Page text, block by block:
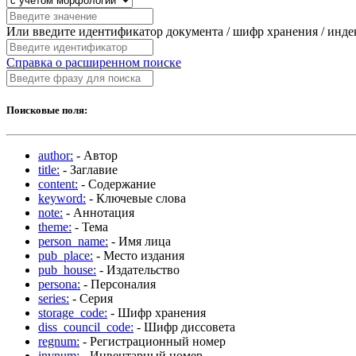
Или введите идентификатор документа / шифр хранения /
Справка о расширенном поиске
Поисковые поля:
author: - Автор
title: - Заглавие
content: - Содержание
keyword: - Ключевые слова
note: - Аннотация
theme: - Тема
person_name: - Имя лица
pub_place: - Место издания
pub_house: - Издательство
persona: - Персоналия
series: - Серия
storage_code: - Шифр хранения
diss_council_code: - Шифр диссовета
regnum: - Регистрационный номер